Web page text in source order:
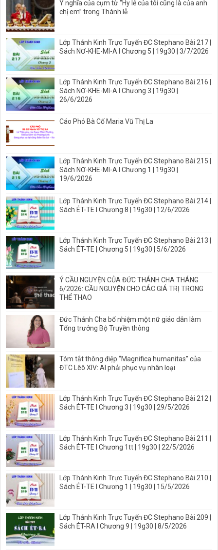
Ý nghĩa của cụm từ “Hy lễ của tôi cũng là của anh
chị em” trong Thánh lễ
Lớp Thánh Kinh Trực Tuyến ĐC Stephano Bài 217 |
Sách NƠ-KHE-MI-A I Chương 5 | 19g30 | 3/7/2026
Lớp Thánh Kinh Trực Tuyến ĐC Stephano Bài 216 |
Sách NƠ-KHE-MI-A I Chương 3 | 19g30 |
26/6/2026
Cáo Phó Bà Cố Maria Vũ Thị La
Lớp Thánh Kinh Trực Tuyến ĐC Stephano Bài 215 |
Sách NƠ-KHE-MI-A I Chương 1 | 19g30 |
19/6/2026
Lớp Thánh Kinh Trực Tuyến ĐC Stephano Bài 214 |
Sách ÉT-TE I Chương 8 | 19g30 | 12/6/2026
Lớp Thánh Kinh Trực Tuyến ĐC Stephano Bài 213 |
Sách ÉT-TE | Chương 5 | 19g30 | 5/6/2026
Ý CẦU NGUYỆN CỦA ĐỨC THÁNH CHA THÁNG
6/2026: CẦU NGUYỆN CHO CÁC GIÁ TRỊ TRONG
THỂ THAO
Đức Thánh Cha bổ nhiệm một nữ giáo dân làm
Tổng trưởng Bộ Truyền thông
Tóm tắt thông điệp “Magnifica humanitas” của
ĐTC Lêô XIV: AI phải phục vụ nhân loại
Lớp Thánh Kinh Trực Tuyến ĐC Stephano Bài 212 |
Sách ÉT-TE I Chương 3 | 19g30 | 29/5/2026
Lớp Thánh Kinh Trực Tuyến ĐC Stephano Bài 211 |
Sách ÉT-TE I Chương 1tt | 19g30 | 22/5/2026
Lớp Thánh Kinh Trực Tuyến ĐC Stephano Bài 210 |
Sách ÉT-TE I Chương 1 | 19g30 | 15/5/2026
Lớp Thánh Kinh Trực Tuyến ĐC Stephano Bài 209 |
Sách ÉT-RA I Chương 9 | 19g30 | 8/5/2026